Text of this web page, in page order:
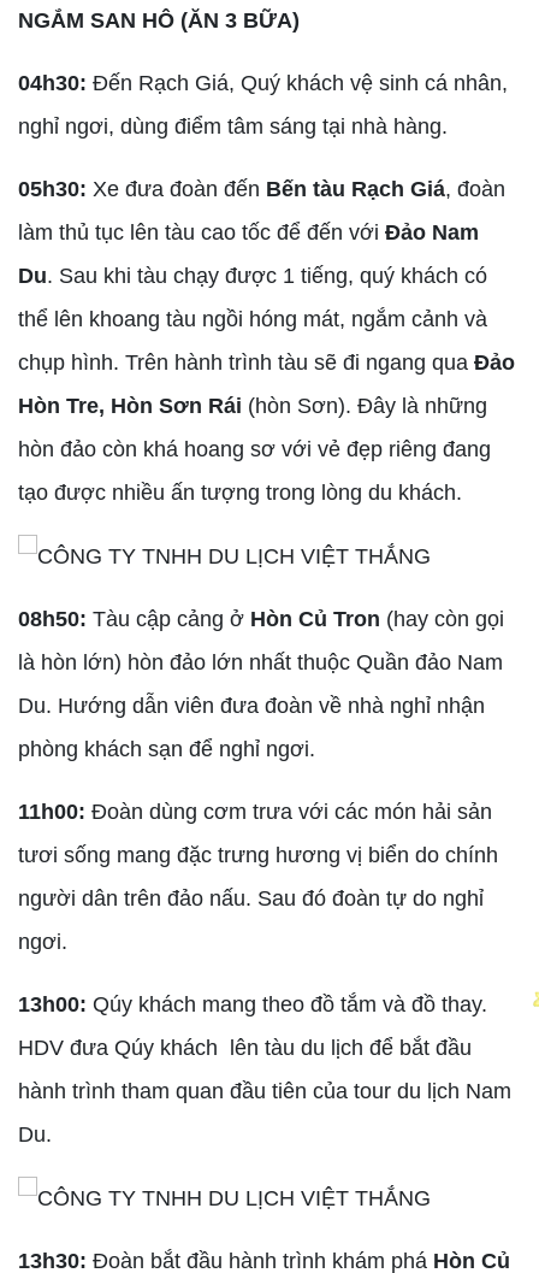
NGẮM SAN HÔ (ĂN 3 BỮA)
04h30: Đến Rạch Giá, Quý khách vệ sinh cá nhân,
nghỉ ngơi, dùng điểm tâm sáng tại nhà hàng.
05h30: Xe đưa đoàn đến Bến tàu Rạch Giá, đoàn
làm thủ tục lên tàu cao tốc để đến với Đảo Nam
Du. Sau khi tàu chạy được 1 tiếng, quý khách có
thể lên khoang tàu ngồi hóng mát, ngắm cảnh và
chụp hình. Trên hành trình tàu sẽ đi ngang qua Đảo
Hòn Tre, Hòn Sơn Rái (hòn Sơn). Đây là những
hòn đảo còn khá hoang sơ với vẻ đẹp riêng đang
tạo được nhiều ấn tượng trong lòng du khách.
08h50: Tàu cập cảng ở Hòn Củ Tron (hay còn gọi
là hòn lớn) hòn đảo lớn nhất thuộc Quần đảo Nam
Du.​ Hướng dẫn viên đưa đoàn về nhà nghỉ nhận
phòng khách sạn để nghỉ ngơi.
11h00: Đoàn dùng cơm trưa với các món hải sản
tươi sống mang đặc trưng hương vị biển do chính
người dân trên đảo nấu. Sau đó đoàn tự do nghỉ
ngơi.
13h00: Qúy khách mang theo đồ tắm và đồ thay.
HDV đưa Qúy khách lên tàu du lịch để bắt đầu
hành trình tham quan đầu tiên của tour du lịch Nam
Du.
13h30: Đoàn bắt đầu hành trình khám phá Hòn Củ